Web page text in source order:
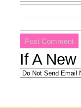
If A